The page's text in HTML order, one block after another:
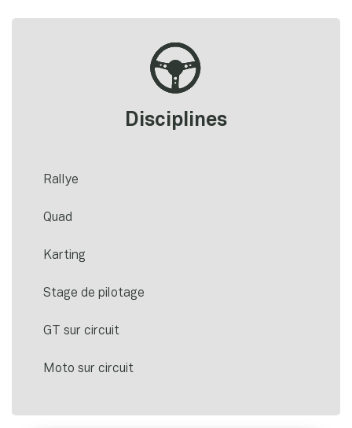
Disciplines
Rallye
Quad
Karting
Stage de pilotage
GT sur circuit
Moto sur circuit